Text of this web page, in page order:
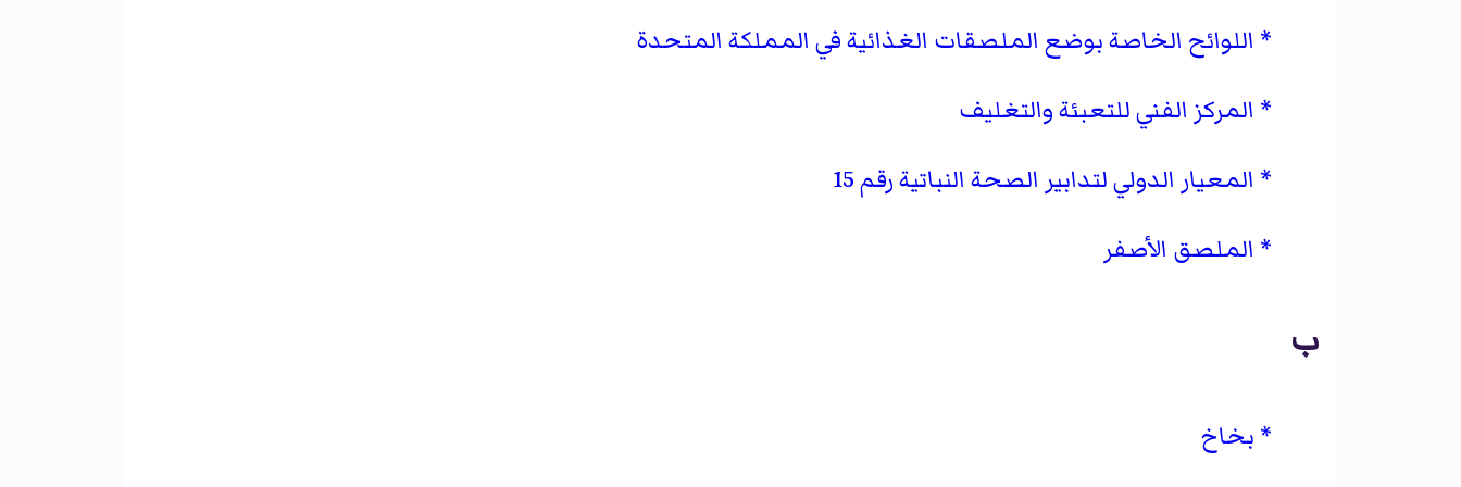
اللوائح الخاصة بوضع الملصقات الغذائية في المملكة المتحدة
المركز الفني للتعبئة والتغليف
المعيار الدولي لتدابير الصحة النباتية رقم 15
الملصق الأصفر
ب
بخاخ